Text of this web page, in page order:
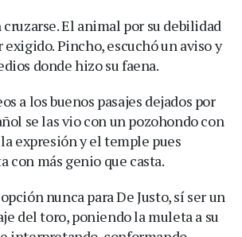
El animal por su debilidad
exigido. Pincho, escuchó un aviso y
donde hizo su faena.
a los buenos pasajes dejados por
se las vio con un pozohondo con
expresión y el temple pues
con más genio que casta.
nunca para De Justo, sí ser un
del toro, poniendo la muleta a su